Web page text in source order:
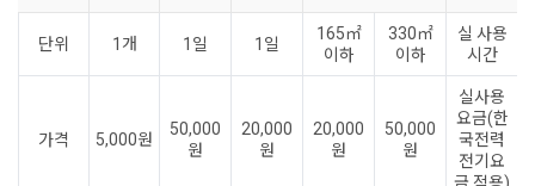
단위 1개 1일 1일
165㎡
이하
330㎡
이하
실 사용
시간
가격 5,000원
50,000
원
20,000
원
20,000
원
50,000
원
실사용
요금(한
국전력
전기요
금 적용)